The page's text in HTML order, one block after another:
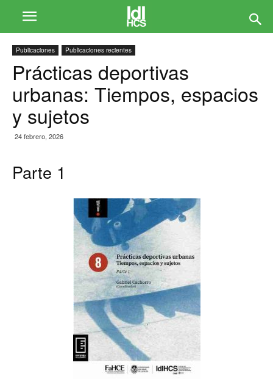
Publicaciones Publicaciones recientes
Prácticas deportivas
urbanas: Tiempos, espacios
y sujetos
24 febrero, 2026
Parte 1